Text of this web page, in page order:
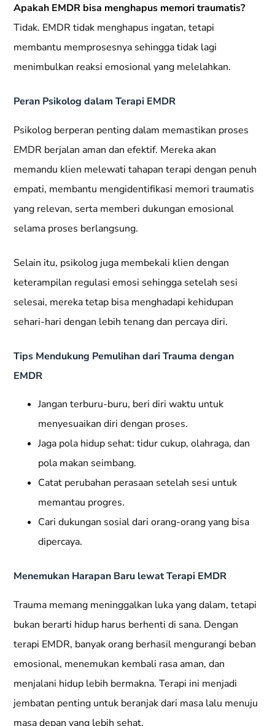
Apakah EMDR bisa menghapus memori traumatis?
Tidak. EMDR tidak menghapus ingatan, tetapi
membantu memprosesnya sehingga tidak lagi
menimbulkan reaksi emosional yang melelahkan.
Peran Psikolog dalam Terapi EMDR
Psikolog berperan penting dalam memastikan proses
EMDR berjalan aman dan efektif. Mereka akan
memandu klien melewati tahapan terapi dengan penuh
empati, membantu mengidentifikasi memori traumatis
yang relevan, serta memberi dukungan emosional
selama proses berlangsung.
Selain itu, psikolog juga membekali klien dengan
keterampilan regulasi emosi sehingga setelah sesi
selesai, mereka tetap bisa menghadapi kehidupan
sehari-hari dengan lebih tenang dan percaya diri.
Tips Mendukung Pemulihan dari Trauma dengan
EMDR
Jangan terburu-buru, beri diri waktu untuk
menyesuaikan diri dengan proses.
Jaga pola hidup sehat: tidur cukup, olahraga, dan
pola makan seimbang.
Catat perubahan perasaan setelah sesi untuk
memantau progres.
Cari dukungan sosial dari orang-orang yang bisa
dipercaya.
Menemukan Harapan Baru lewat Terapi EMDR
Trauma memang meninggalkan luka yang dalam, tetapi
bukan berarti hidup harus berhenti di sana. Dengan
terapi EMDR, banyak orang berhasil mengurangi beban
emosional, menemukan kembali rasa aman, dan
menjalani hidup lebih bermakna. Terapi ini menjadi
jembatan penting untuk beranjak dari masa lalu menuju
masa depan yang lebih sehat.